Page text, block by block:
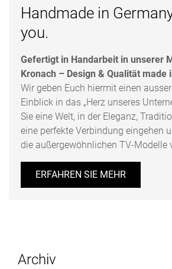
Handmade in
you.
Gefertigt in Handarbeit in unserer
Kronach – Design & Qualität made
Wir geben Euch hiermit einen
Einblick in das „Herz unseres
Sie eine Welt, in der Eleganz,
eine perfekte Verbindung eingehen
die außergewöhnlichen TV-Modelle
ERFAHREN SIE MEHR
Archiv